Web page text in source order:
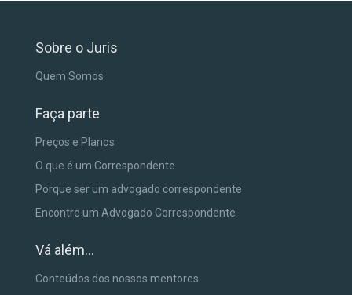
Sobre o Juris
Quem Somos
Faça parte
Preços e Planos
O que é um Correspondente
Porque ser um advogado correspondente
Encontre um Advogado Correspondente
Vá além...
Conteúdos dos nossos mentores